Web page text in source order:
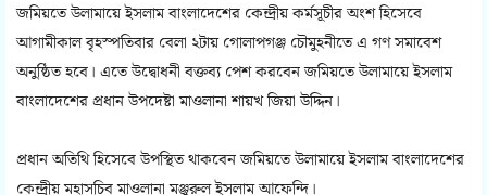
জমিয়তে উলামায়ে ইসলাম বাংলাদেশের কেন্দ্রীয় কর্মসূচীর অংশ হিসেবে
আগামীকাল বৃহস্পতিবার বেলা ২টায় গোলাপগঞ্জ চৌমুহনীতে এ গণ সমাবেশ
অনুষ্ঠিত হবে। এতে উদ্বোধনী বক্তব্য পেশ করবেন জমিয়তে উলামায়ে ইসলাম
বাংলাদেশের প্রধান উপদেষ্টা মাওলানা শায়খ জিয়া উদ্দিন।
প্রধান অতিথি হিসেবে উপস্থিত থাকবেন জমিয়তে উলামায়ে ইসলাম বাংলাদেশের
কেন্দ্রীয় মহাসচিব মাওলানা মঞ্জুরুল ইসলাম আফেন্দি।